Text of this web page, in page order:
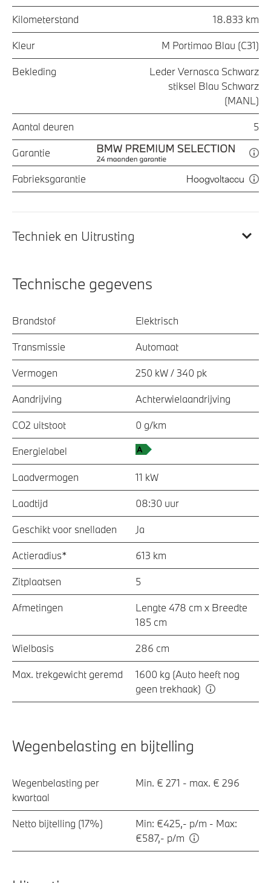
Kilometerstand 18.833 km
Kleur M Portimao Blau (C31)
Bekleding
Leder Vernasca Schwarz
stiksel Blau Schwarz
(MANL)
Aantal deuren 5
Garantie
Fabrieksgarantie Hoogvoltaccu
Techniek en Uitrusting
Technische gegevens
Brandstof Elektrisch
Transmissie Automaat
Vermogen 250 kW / 340 pk
Aandrijving Achterwielaandrijving
CO2 uitstoot 0 g/km
Energielabel
Laadvermogen 11 kW
Laadtijd 08:30 uur
Geschikt voor snelladen Ja
Actieradius* 613 km
Zitplaatsen 5
Afmetingen
Lengte 478 cm x Breedte
185 cm
Wielbasis 286 cm
Max. trekgewicht geremd
1600 kg (Auto heeft nog
geen trekhaak)
Wegenbelasting en bijtelling
Wegenbelasting per
kwartaal
Min. € 271 - max. € 296
Netto bijtelling (17%)
Min: €425,- p/m - Max:
€587,- p/m